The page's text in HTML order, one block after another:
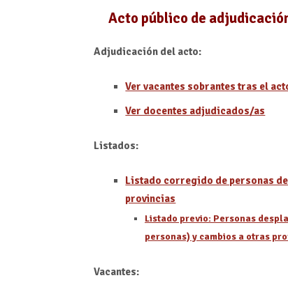
Acto público de
Adjudicación del acto:
Ver vacantes sobrantes tras el
Ver docentes adjudicados/as
Listados:
Listado corregido de personas
provincias
Listado previo: Personas
personas) y cambios a otras
Vacantes: